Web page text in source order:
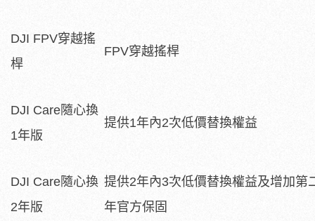
DJI FPV穿越搖
桿
FPV穿越搖桿
DJI Care隨心換
1年版
提供1年內2次低價替換權益
DJI Care隨心換
2年版
提供2年內3次低價替換權益及增加第
年官方保固